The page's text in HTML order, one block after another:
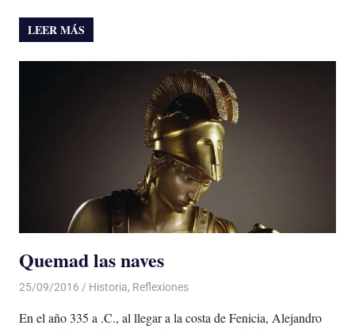
LEER MÁS
Quemad las naves
25/09/2016 Luis Castellanos
Historia, Reflexiones
En el año 335 a .C., al llegar a la costa de Fenicia, Alejandro